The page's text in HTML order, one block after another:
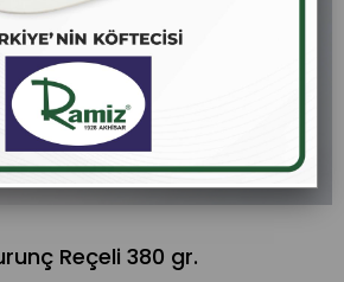
Reçeli 380 gr.